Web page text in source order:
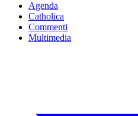
Agenda
Catholica
Commenti
Multimedia